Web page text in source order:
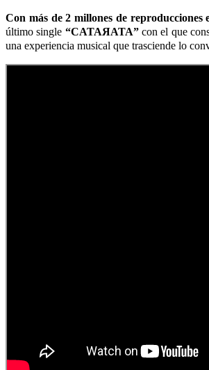
Con más de 2 millones de
último single “CATAЯATA” con el que
una experiencia musical que trasciende lo